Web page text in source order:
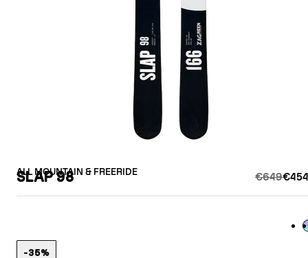
ALL MOUNTAIN & FREERIDE
SLAP 98 €649
-35%